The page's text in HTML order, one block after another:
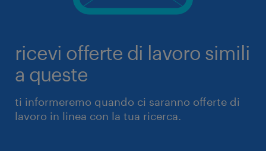
ricevi offerte di lavoro simili
a queste
ti informeremo quando ci saranno offerte di
lavoro in linea con la tua ricerca.